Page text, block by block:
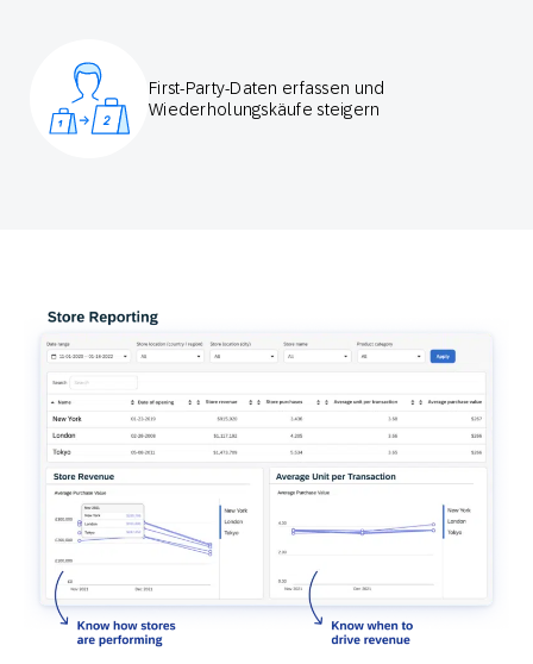
First-Party-Daten erfassen und
Wiederholungskäufe steigern